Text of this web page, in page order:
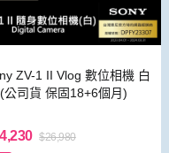
ZV-1 II Vlog 數位相機 白
公司貨 保固18+6個月)
$26,980